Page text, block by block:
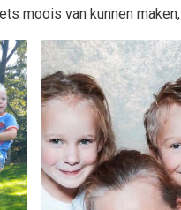
moois van kunnen maken,